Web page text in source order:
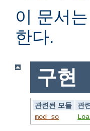
이 문서
한다.
구현
관련된 모듈
관
mod_so